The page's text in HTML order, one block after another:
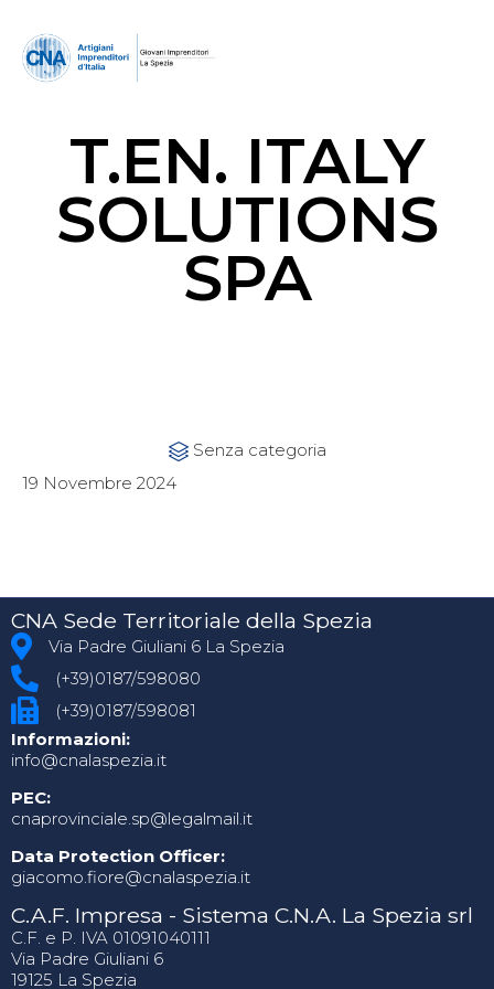
T.EN. ITALY
SOLUTIONS
SPA
 Category
Senza categoria
19 Novembre 2024
CNA Sede Territoriale della Spezia
Via Padre Giuliani 6 La Spezia
(+39)0187/598080
(+39)0187/598081
Informazioni:
info@cnalaspezia.it
PEC:
cnaprovinciale.sp@legalmail.it
Data Protection Officer:
giacomo.fiore@cnalaspezia.it
C.A.F. Impresa - Sistema C.N.A. La Spezia srl
C.F. e P. IVA 01091040111
Via Padre Giuliani 6
19125 La Spezia